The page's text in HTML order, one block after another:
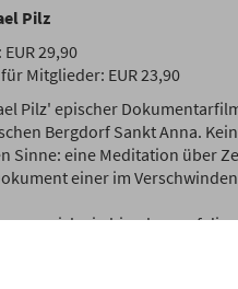
Pilz
29,90
Mitglieder: EUR 23,90
Pilz' epischer
Bergdorf Sankt Anna.
Sinne: eine Meditation über
einer im
man sich ein bisschen auf
Kosmos hinein; man kann